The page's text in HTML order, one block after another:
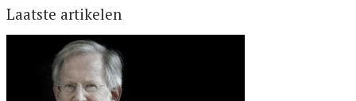
Laatste artikelen